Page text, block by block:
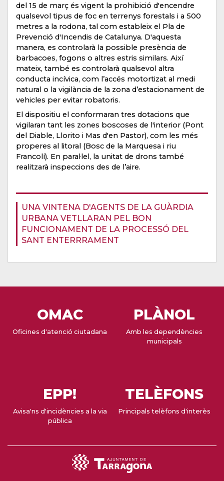
UNA VINTENA D'AGENTS DE LA GUÀRDIA
URBANA VETLLARAN PEL BON
FUNCIONAMENT DE LA PROCESSÓ DEL
SANT ENTERRRAMENT
del 15 de març és vigent la prohibició d'encendre
qualsevol tipus de foc en terrenys forestals i a 500
metres a la rodona, tal com estableix el Pla de
Prevenció d'Incendis de Catalunya. D'aquesta
manera, es controlarà la possible presència de
barbacoes, fogons o altres estris similars. Així
mateix, també es controlarà qualsevol altra
conducta incívica, com l’accés motortizat al medi
natural o la vigilància de la zona d’estacionament de
vehicles per evitar robatoris.
El dispositiu el conformaran tres dotacions que
vigilaran tant les zones boscoses de l'interior (Pont
del Diable, Llorito i Mas d'en Pastor), com les més
properes al litoral (Bosc de la Marquesa i riu
Francolí). En paral·lel, la unitat de drons també
realitzarà inspeccions des de l’aire.
OMAC
Oficines d'atenció ciutadana
PLÀNOL
Amb les dependències
municipals
EPP!
Avisa'ns d'incidències a la via
pública
TELÈFONS
Principals telèfons d'interès